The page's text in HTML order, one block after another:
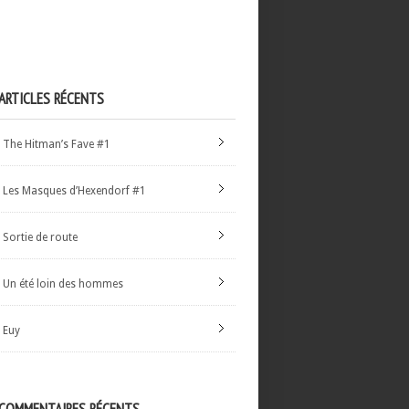
RÉCENTS
The Hitman’s Fave #1
Les Masques d’Hexendorf #1
Sortie de route
Un été loin des hommes
Euy